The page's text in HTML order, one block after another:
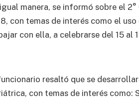
manera, se informó sobre el
con temas de interés como el
con ella, a celebrarse del 15 al
resaltó que se
con temas de interés como: